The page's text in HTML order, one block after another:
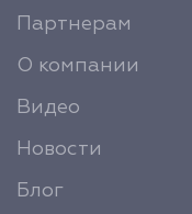
Партнерам
О компании
Видео
Новости
Блог